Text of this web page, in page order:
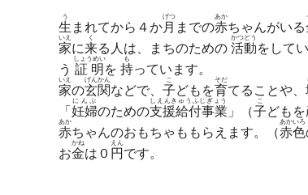
生
う
まれてから４か月
げつ
までの赤
あか
ちゃんがいる
家
いえ
に来
く
る人は、まちのための 活動
かつどう
をして
う 証明
しょうめい
を 持
も
っています。
家
いえ
の玄関
げんかん
などで、 子
こ
どもを育
そだ
てることや、
「 妊婦
にんぷ
のための支援給付事業
しえんきゅうふじぎょう
」（子
こ
どもを
赤
あか
ちゃんのおもちゃももらえます。（赤色
あかいろ
お金
かね
は０ 円
えん
です。